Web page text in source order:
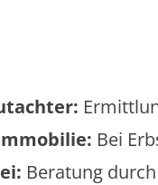
Bei
Beratung